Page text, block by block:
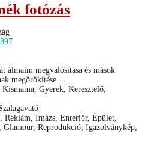
fotózás
álmaim megvalósítása és mások
megörökítése....
Gyerek, Keresztelő,
Imázs, Enteriőr, Épület,
Reprodukció, Igazolványkép,